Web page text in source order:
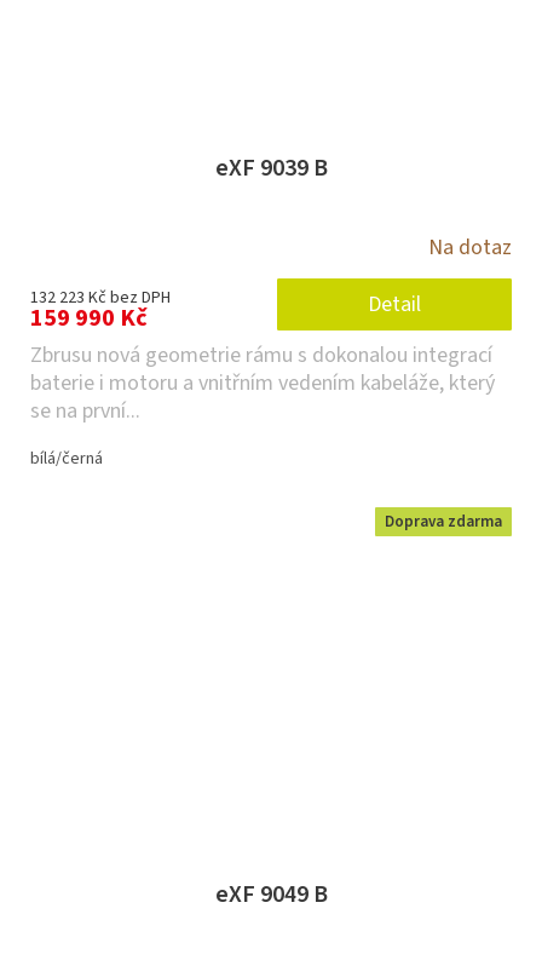
eXF 9039 B
Na dotaz
132 223 Kč bez DPH
159 990 Kč
Detail
Zbrusu nová geometrie rámu s dokonalou integrací
baterie i motoru a vnitřním vedením kabeláže, který
se na první...
bílá/černá
Doprava zdarma
eXF 9049 B